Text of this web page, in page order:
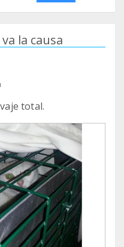
la causa
total.